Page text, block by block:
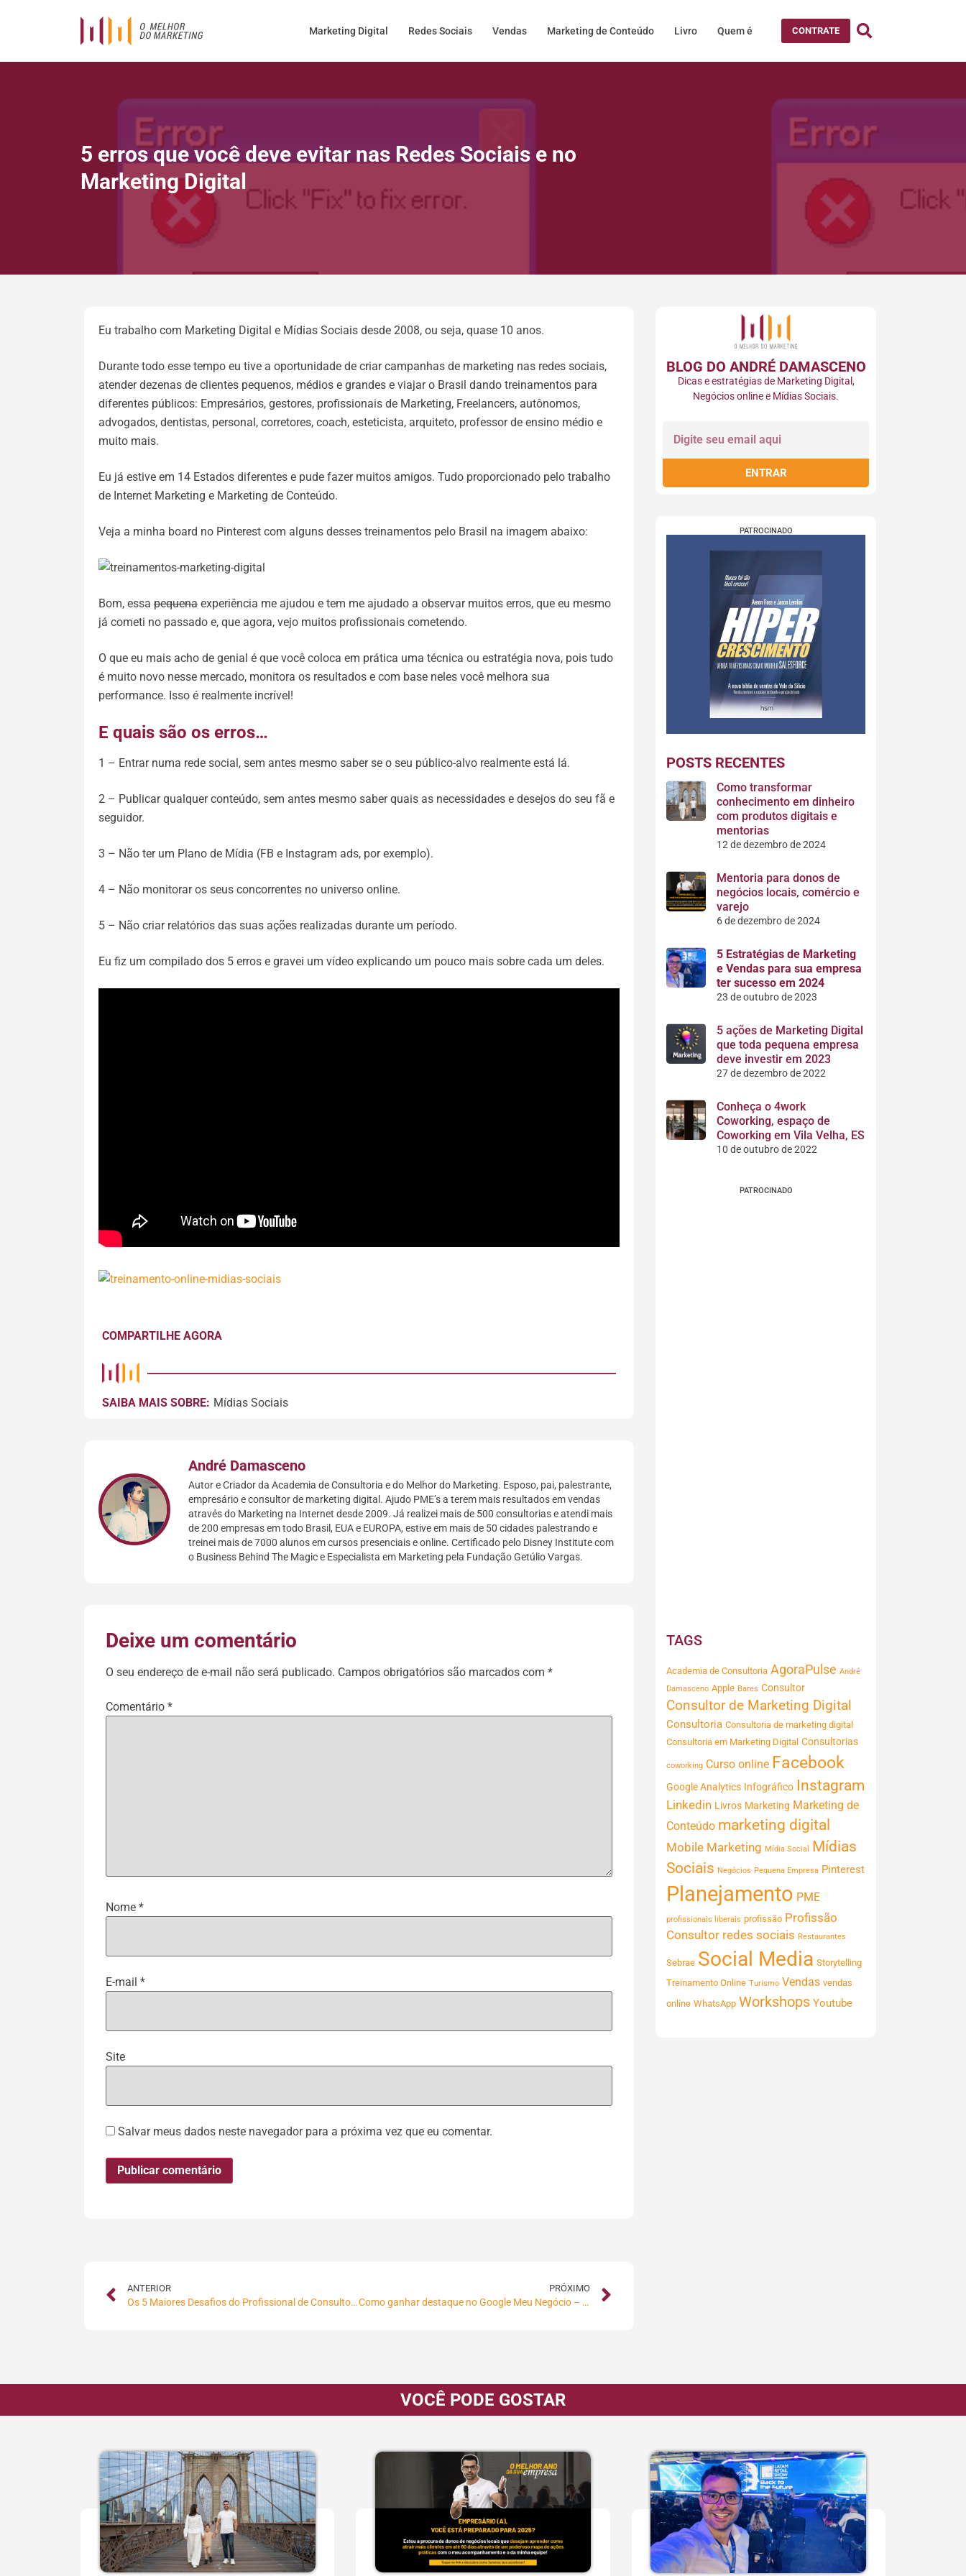
Marketing Digital Redes Sociais Vendas Marketing de Conteúdo Livro Quem é CONTRATE
5 erros que você deve evitar nas Redes Sociais e no
Marketing Digital
Eu trabalho com Marketing Digital e Mídias Sociais desde 2008, ou seja, quase 10 anos.
Durante todo esse tempo eu tive a oportunidade de criar campanhas de marketing nas redes sociais,
atender dezenas de clientes pequenos, médios e grandes e viajar o Brasil dando treinamentos para
diferentes públicos: Empresários, gestores, profissionais de Marketing, Freelancers, autônomos,
advogados, dentistas, personal, corretores, coach, esteticista, arquiteto, professor de ensino médio e
muito mais.
Eu já estive em 14 Estados diferentes e pude fazer muitos amigos. Tudo proporcionado pelo trabalho
de Internet Marketing e Marketing de Conteúdo.
Veja a minha board no Pinterest com alguns desses treinamentos pelo Brasil na imagem abaixo:
Bom, essa pequena experiência me ajudou e tem me ajudado a observar muitos erros, que eu mesmo
já cometi no passado e, que agora, vejo muitos profissionais cometendo.
O que eu mais acho de genial é que você coloca em prática uma técnica ou estratégia nova, pois tudo
é muito novo nesse mercado, monitora os resultados e com base neles você melhora sua
performance. Isso é realmente incrível!
E quais são os erros…
1 – Entrar numa rede social, sem antes mesmo saber se o seu público-alvo realmente está lá.
2 – Publicar qualquer conteúdo, sem antes mesmo saber quais as necessidades e desejos do seu fã e
seguidor.
3 – Não ter um Plano de Mídia (FB e Instagram ads, por exemplo).
4 – Não monitorar os seus concorrentes no universo online.
5 – Não criar relatórios das suas ações realizadas durante um período.
Eu fiz um compilado dos 5 erros e gravei um vídeo explicando um pouco mais sobre cada um deles.
COMPARTILHE AGORA
SAIBA MAIS SOBRE: Mídias Sociais
André Damasceno
Autor e Criador da Academia de Consultoria e do Melhor do Marketing. Esposo, pai, palestrante,
empresário e consultor de marketing digital. Ajudo PME’s a terem mais resultados em vendas
através do Marketing na Internet desde 2009. Já realizei mais de 500 consultorias e atendi mais
de 200 empresas em todo Brasil, EUA e EUROPA, estive em mais de 50 cidades palestrando e
treinei mais de 7000 alunos em cursos presenciais e online. Certificado pelo Disney Institute com
o Business Behind The Magic e Especialista em Marketing pela Fundação Getúlio Vargas.
Deixe um comentário
O seu endereço de e-mail não será publicado. Campos obrigatórios são marcados com *
Comentário *
Nome *
E-mail *
Site
Salvar meus dados neste navegador para a próxima vez que eu comentar.
ANTERIOR
Os 5 Maiores Desafios do Profissional de Consultoria em Marketing Digital
PRÓXIMO
Como ganhar destaque no Google Meu Negócio – Case: Figata Pizza & Birra
BLOG DO ANDRÉ DAMASCENO​
Dicas e estratégias de Marketing Digital,
Negócios online e Mídias Sociais.
ENTRAR
PATROCINADO
POSTS RECENTES
Como transformar
conhecimento em dinheiro
com produtos digitais e
mentorias
12 de dezembro de 2024
Mentoria para donos de
negócios locais, comércio e
varejo
6 de dezembro de 2024
5 Estratégias de Marketing
e Vendas para sua empresa
ter sucesso em 2024
23 de outubro de 2023
5 ações de Marketing Digital
que toda pequena empresa
deve investir em 2023
27 de dezembro de 2022
Conheça o 4work
Coworking, espaço de
Coworking em Vila Velha, ES
10 de outubro de 2022
PATROCINADO
TAGS
Academia de Consultoria AgoraPulse André
Damasceno Apple Bares Consultor
Consultor de Marketing Digital
Consultoria Consultoria de marketing digital
Consultoria em Marketing Digital Consultorias
coworking Curso online Facebook
Google Analytics Infográfico Instagram
Linkedin Livros Marketing Marketing de
Conteúdo marketing digital
Mobile Marketing Mídia Social
Mídias
Sociais Negócios Pequena Empresa Pinterest
Planejamento PME
profissionais liberais profissão Profissão
Consultor redes sociais Restaurantes
Sebrae Social Media Storytelling
Treinamento Online Turismo Vendas vendas
online WhatsApp Workshops Youtube
VOCÊ PODE GOSTAR